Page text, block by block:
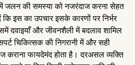
जलन की समस्या को नजरंदाज करना सेहत
इस का उपचार इसके कारणों पर निर्भर
दवाइयाँ और जीवनशैली में बदलाव शामिल
चिकित्सक की निगरानी में और सही
कराना फायदेमंद होता है। दरअसल व्यक्ति